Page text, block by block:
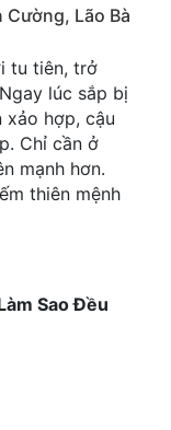
Lão Bà
tu tiên, trở
lúc sắp bị
hợp, cậu
Chỉ cần ở
mạnh hơn.
thiên mệnh
Sao Đều